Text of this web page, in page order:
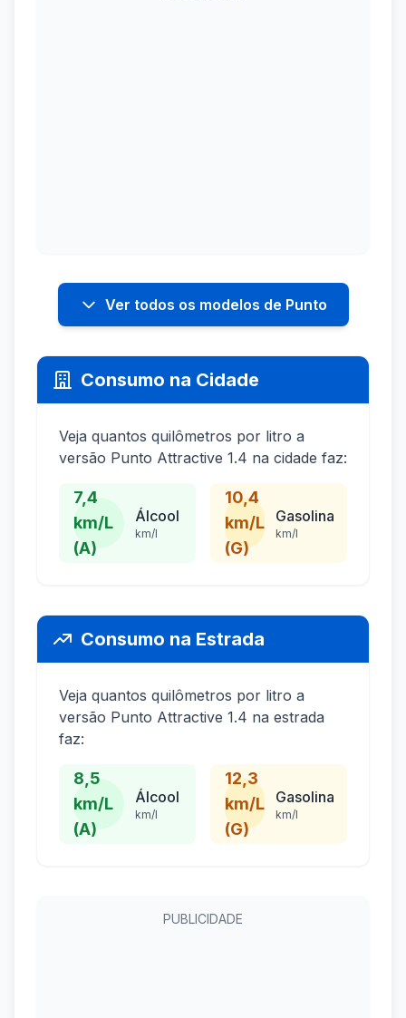
Ver todos os modelos de Punto
Consumo na Cidade
Veja quantos quilômetros por litro a
versão Punto Attractive 1.4 na cidade faz:
7,4
km/L
(A)
Álcool
km/l
10,4
km/L
(G)
Gasolina
km/l
Consumo na Estrada
Veja quantos quilômetros por litro a
versão Punto Attractive 1.4 na estrada
faz:
8,5
km/L
(A)
Álcool
km/l
12,3
km/L
(G)
Gasolina
km/l
PUBLICIDADE